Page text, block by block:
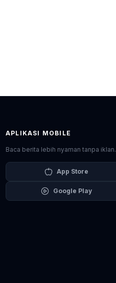
APLIKASI MOBILE
Baca berita lebih nyaman tanpa iklan.
App Store
Google Play